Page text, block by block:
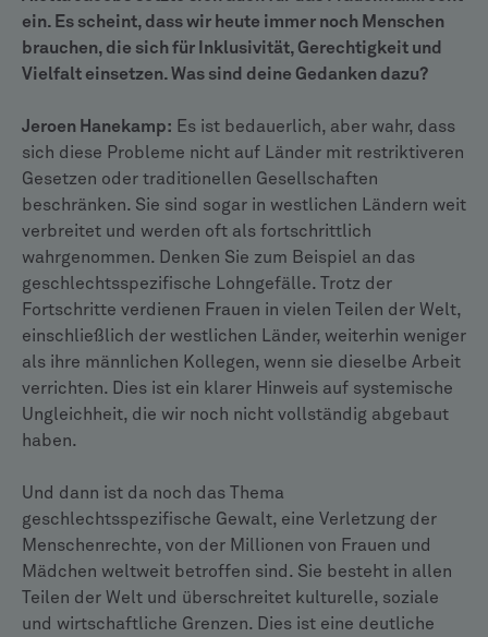
ein. Es scheint, dass wir heute immer noch Menschen
brauchen, die sich für Inklusivität, Gerechtigkeit und
Vielfalt einsetzen. Was sind deine Gedanken dazu?
Jeroen Hanekamp: Es ist bedauerlich, aber wahr, dass
sich diese Probleme nicht auf Länder mit restriktiveren
Gesetzen oder traditionellen Gesellschaften
beschränken. Sie sind sogar in westlichen Ländern weit
verbreitet und werden oft als fortschrittlich
wahrgenommen. Denken Sie zum Beispiel an das
geschlechtsspezifische Lohngefälle. Trotz der
Fortschritte verdienen Frauen in vielen Teilen der Welt,
einschließlich der westlichen Länder, weiterhin weniger
als ihre männlichen Kollegen, wenn sie dieselbe Arbeit
verrichten. Dies ist ein klarer Hinweis auf systemische
Ungleichheit, die wir noch nicht vollständig abgebaut
haben.
Und dann ist da noch das Thema
geschlechtsspezifische Gewalt, eine Verletzung der
Menschenrechte, von der Millionen von Frauen und
Mädchen weltweit betroffen sind. Sie besteht in allen
Teilen der Welt und überschreitet kulturelle, soziale
und wirtschaftliche Grenzen. Dies ist eine deutliche